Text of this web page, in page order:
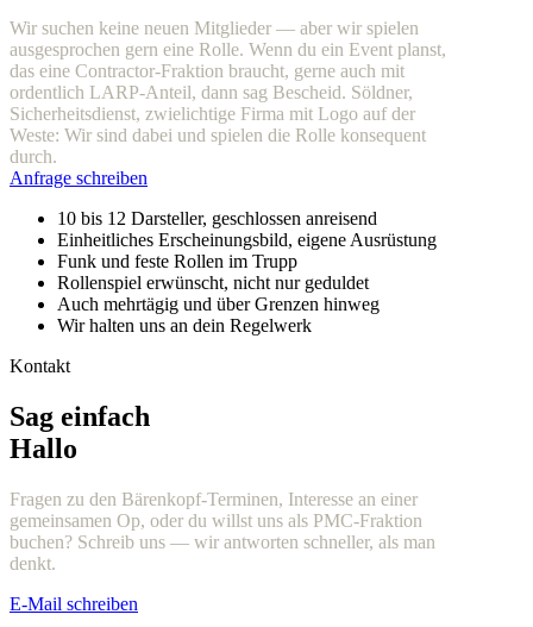
Wir suchen keine neuen Mitglieder — aber wir spielen
ausgesprochen gern eine Rolle. Wenn du ein Event planst,
das eine Contractor-Fraktion braucht, gerne auch mit
ordentlich LARP-Anteil, dann sag Bescheid. Söldner,
Sicherheitsdienst, zwielichtige Firma mit Logo auf der
Weste: Wir sind dabei und spielen die Rolle konsequent
durch.
Anfrage schreiben
10 bis 12 Darsteller, geschlossen anreisend
Einheitliches Erscheinungsbild, eigene Ausrüstung
Funk und feste Rollen im Trupp
Rollenspiel erwünscht, nicht nur geduldet
Auch mehrtägig und über Grenzen hinweg
Wir halten uns an dein Regelwerk
Kontakt
Sag einfach
Hallo
Fragen zu den Bärenkopf-Terminen, Interesse an einer
gemeinsamen Op, oder du willst uns als PMC-Fraktion
buchen? Schreib uns — wir antworten schneller, als man
denkt.
E-Mail schreiben